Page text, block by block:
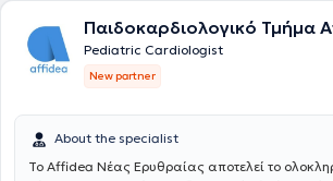
Παιδοκαρδιολογικό Τμήμα
Pediatric Cardiologist
New partner
About the specialist
Το Affidea Νέας Ερυθραίας αποτελεί το